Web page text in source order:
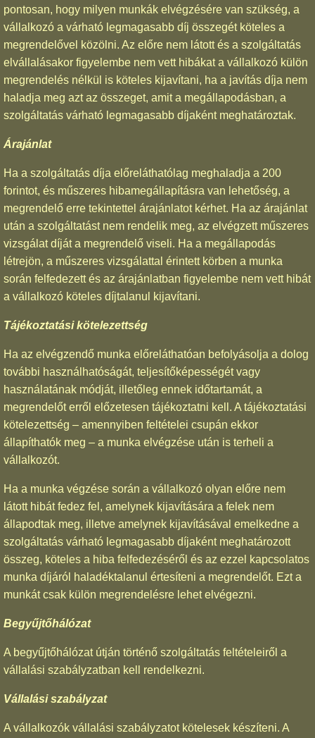
pontosan, hogy milyen munkák elvégzésére van szükség, a
vállalkozó a várható legmagasabb díj összegét köteles a
megrendelővel közölni. Az előre nem látott és a szolgáltatás
elvállalásakor figyelembe nem vett hibákat a vállalkozó külön
megrendelés nélkül is köteles kijavítani, ha a javítás díja nem
haladja meg azt az összeget, amit a megállapodásban, a
szolgáltatás várható legmagasabb díjaként meghatároztak.
Árajánlat
Ha a szolgáltatás díja előreláthatólag meghaladja a 200
forintot, és műszeres hibamegállapításra van lehetőség, a
megrendelő erre tekintettel árajánlatot kérhet. Ha az árajánlat
után a szolgáltatást nem rendelik meg, az elvégzett műszeres
vizsgálat díját a megrendelő viseli. Ha a megállapodás
létrejön, a műszeres vizsgálattal érintett körben a munka
során felfedezett és az árajánlatban figyelembe nem vett hibát
a vállalkozó köteles díjtalanul kijavítani.
Tájékoztatási kötelezettség
Ha az elvégzendő munka előreláthatóan befolyásolja a dolog
további használhatóságát, teljesítőképességét vagy
használatának módját, illetőleg ennek időtartamát, a
megrendelőt erről előzetesen tájékoztatni kell. A tájékoztatási
kötelezettség – amennyiben feltételei csupán ekkor
állapíthatók meg – a munka elvégzése után is terheli a
vállalkozót.
Ha a munka végzése során a vállalkozó olyan előre nem
látott hibát fedez fel, amelynek kijavítására a felek nem
állapodtak meg, illetve amelynek kijavításával emelkedne a
szolgáltatás várható legmagasabb díjaként meghatározott
összeg, köteles a hiba felfedezéséről és az ezzel kapcsolatos
munka díjáról haladéktalanul értesíteni a megrendelőt. Ezt a
munkát csak külön megrendelésre lehet elvégezni.
Begyűjtőhálózat
A begyűjtőhálózat útján történő szolgáltatás feltételeiről a
vállalási szabályzatban kell rendelkezni.
Vállalási szabályzat
A vállalkozók vállalási szabályzatot kötelesek készíteni. A